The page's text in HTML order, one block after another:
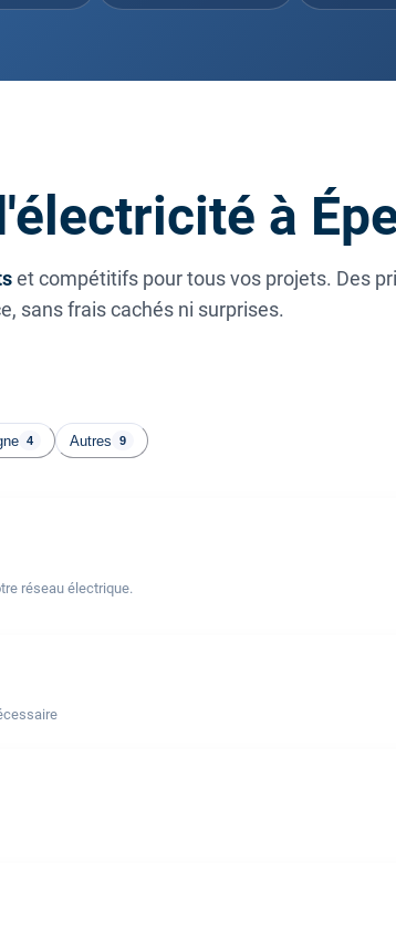
à
et compétitifs pour tous vos projets. Des
sans frais cachés ni surprises.
4 Autres 9
réseau électrique.